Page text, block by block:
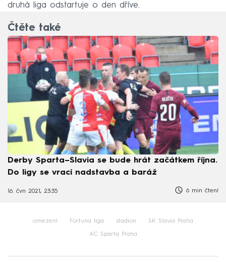
druhá liga odstartuje o den dříve.
Čtěte také
Derby Sparta–Slavia se bude hrát začátkem října.
Do ligy se vrací nadstavba a baráž
16. čvn 2021, 23:35 6 min čtení
omezení Fortuna liga stadion SK Slavia Praha
AC Sparta Praha